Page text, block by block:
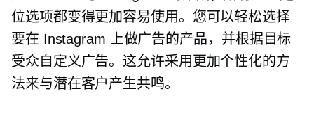
位选项都变得更加容易使用。您可以轻松选择
要在 Instagram 上做广告的产品，并根据目标
受众自定义广告。这允许采用更加个性化的方
法来与潜在客户产生共鸣。